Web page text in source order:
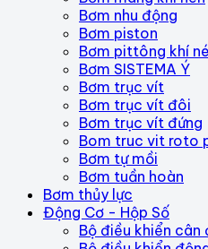
Bơm nhu động
Bơm piston
Bơm pittông khí
Bơm SISTEMA Ý
Bơm trục vít
Bơm trục vít đôi
Bơm trục vít đứng
Bom truc vit roto
Bơm tự mồi
Bơm tuần hoàn
Bơm thủy lực
Động Cơ - Hộp Số
Bộ điều khiển cân